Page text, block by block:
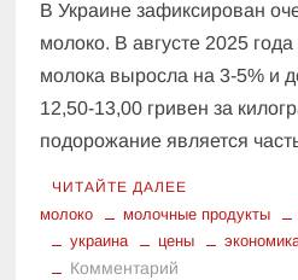
В Украине зафиксирован
молоко. В августе 2025
молока выросла на 3-5% и
12,50-13,00 гривен за
подорожание является
ЧИТАЙТЕ ДАЛЕЕ
молоко молочные продукты
украина
цены
Комментарий